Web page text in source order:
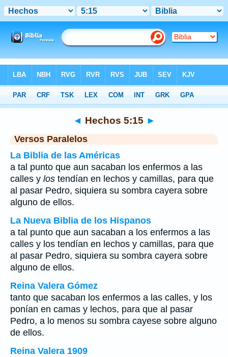
>Hechos Capítulo 5 > Verso 15
◄ Hechos 5:15 ►
Versos Paralelos
La Biblia de las Américas
a tal punto que aun sacaban los enfermos a las
calles y los tendían en lechos y camillas, para que
al pasar Pedro, siquiera su sombra cayera sobre
alguno de ellos.
La Nueva Biblia de los Hispanos
a tal punto que aun sacaban a los enfermos a las
calles y los tendían en lechos y camillas, para que
al pasar Pedro, siquiera su sombra cayera sobre
alguno de ellos.
Reina Valera Gómez
tanto que sacaban los enfermos a las calles, y los
ponían en camas y lechos, para que al pasar
Pedro, a lo menos su sombra cayese sobre alguno
de ellos.
Reina Valera 1909